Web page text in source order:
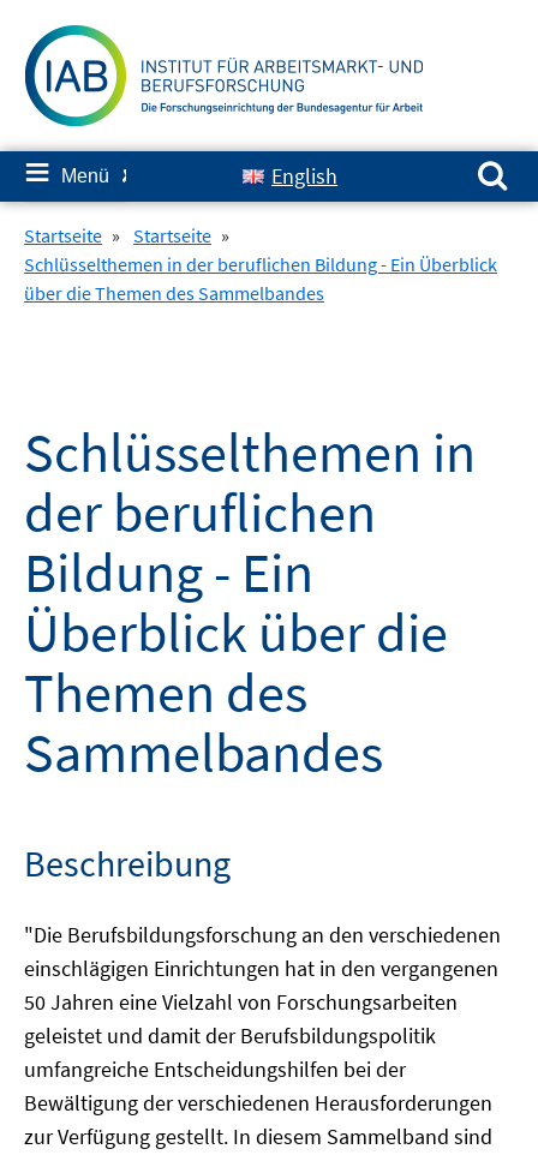
zum
Inhalt
≡ Menü ✘ English
Suchen nach:
Startseite » Startseite »
Schlüsselthemen in der beruflichen Bildung - Ein Überblick
über die Themen des Sammelbandes
Schlüsselthemen in
der beruflichen
Bildung - Ein
Überblick über die
Themen des
Sammelbandes
Beschreibung
"Die Berufsbildungsforschung an den verschiedenen
einschlägigen Einrichtungen hat in den vergangenen
50 Jahren eine Vielzahl von Forschungsarbeiten
geleistet und damit der Berufsbildungspolitik
umfangreiche Entscheidungshilfen bei der
Bewältigung der verschiedenen Herausforderungen
zur Verfügung gestellt. In diesem Sammelband sind